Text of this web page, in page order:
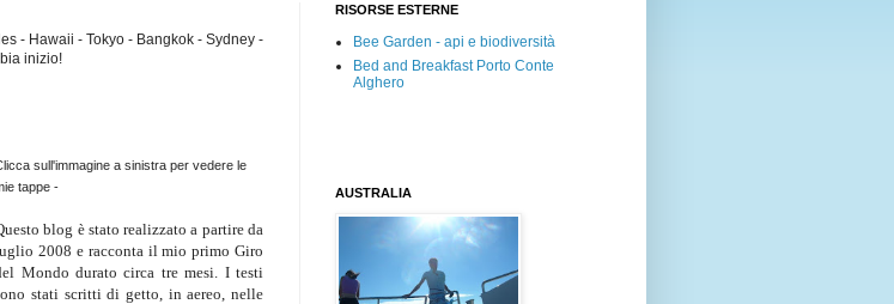
- Hawaii - Tokyo - Bangkok - Sydney -
inizio!
sull'immagine a sinistra per vedere le
tappe -
blog è stato realizzato a partire da
2008 e racconta il mio primo Giro
Mondo durato circa tre mesi. I testi
stati scritti di getto, in aereo, nelle
RISORSE ESTERNE
Bee Garden - api e biodiversità
Bed and Breakfast Porto Conte
Alghero
AUSTRALIA